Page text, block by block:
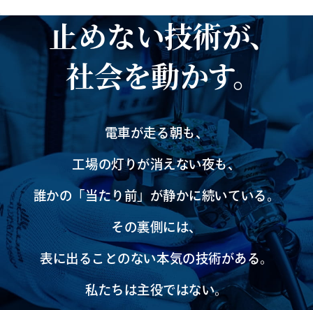
止めない技術が、
社会を動かす。
電車が走る朝も、
工場の灯りが消えない夜も、
誰かの「当たり前」が静かに続いている。
その裏側には、
表に出ることのない本気の技術がある。
私たちは主役ではない。